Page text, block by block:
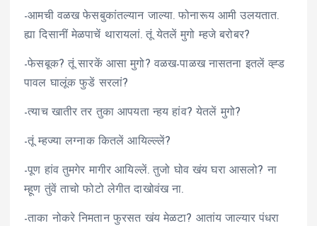
-आमची वळख फेसबुकांतल्यान जाल्या. फोनारूय आमी उलयतात.
ह्या दिसानीं मेळपाचें थारायलां. तूं येतलें मुगो म्हजे बरोबर?
-फेसबूक? तूं सारकें आसा मुगो? वळख-पाळख नासतना इतलें व्ह्ड
पावल घालूंक फुडें सरलां?
-त्याच खातीर तर तुका आपयता न्हय हांव? येतलें मुगो?
-तूं म्हज्या लग्नाक कितलें आयिल्ल्लें?
-पूण हांव तुमगेर मागीर आयिल्लें. तुजो घोव खंय घरा आसलो? ना
म्हूण तुंवें ताचो फोटो लेगीत दाखोवंख ना.
-ताका नोकरे निमतान फुरसत खंय मेळटा? आतांय जाल्यार पंधरा